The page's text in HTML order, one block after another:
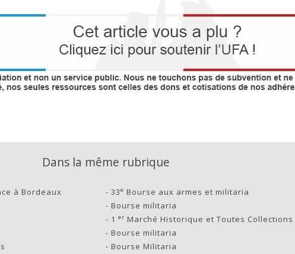
Dans la même rubrique
à Bordeaux - 33e Bourse aux armes et militaria
- Bourse militaria
- 1 er Marché Historique et Toutes Collections
- Bourse militaria
- Bourse Militaria